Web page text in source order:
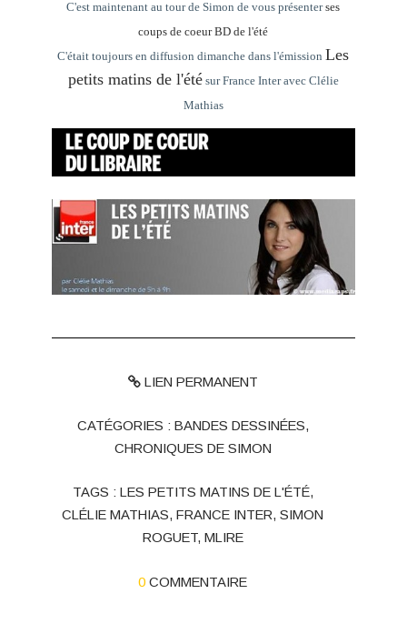
C'est maintenant au tour de Simon de vous présenterses
coups de coeur BD de l'été
C'était toujours en diffusion dimanche dans l'émissionLes
petits matins de l'étésur France Inter avec Clélie
Mathias
LIEN PERMANENT
CATÉGORIES : BANDES DESSINÉES,
CHRONIQUES DE SIMON
TAGS : LES PETITS MATINS DE L'ÉTÉ,
CLÉLIE MATHIAS,FRANCE INTER,SIMON
ROGUET, MLIRE
0 COMMENTAIRE